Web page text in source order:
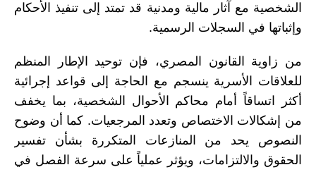
الشخصية مع آثار مالية ومدنية قد تمتد إلى تنفيذ الأحكام
وإثباتها في السجلات الرسمية.
من زاوية القانون المصري، فإن توحيد الإطار المنظم
للعلاقات الأسرية ينسجم مع الحاجة إلى قواعد إجرائية
أكثر اتساقاً أمام محاكم الأحوال الشخصية، بما يخفف
من إشكالات الاختصاص وتعدد المرجعيات. كما أن وضوح
النصوص يحد من المنازعات المتكررة بشأن تفسير
الحقوق والالتزامات، ويؤثر عملياً على سرعة الفصل في